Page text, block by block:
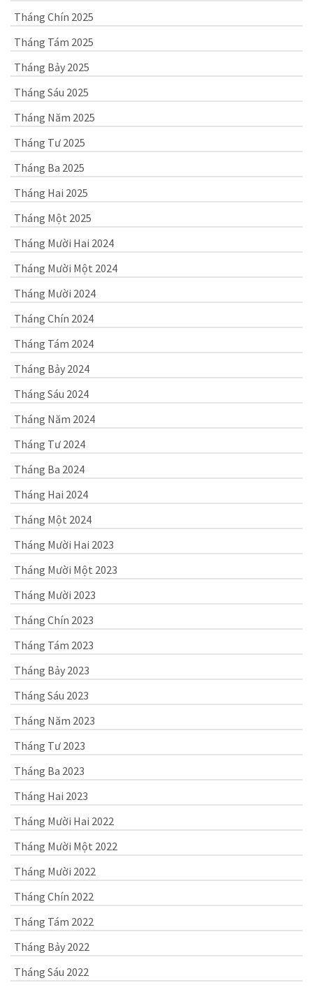
Tháng Chín 2025
Tháng Tám 2025
Tháng Bảy 2025
Tháng Sáu 2025
Tháng Năm 2025
Tháng Tư 2025
Tháng Ba 2025
Tháng Hai 2025
Tháng Một 2025
Tháng Mười Hai 2024
Tháng Mười Một 2024
Tháng Mười 2024
Tháng Chín 2024
Tháng Tám 2024
Tháng Bảy 2024
Tháng Sáu 2024
Tháng Năm 2024
Tháng Tư 2024
Tháng Ba 2024
Tháng Hai 2024
Tháng Một 2024
Tháng Mười Hai 2023
Tháng Mười Một 2023
Tháng Mười 2023
Tháng Chín 2023
Tháng Tám 2023
Tháng Bảy 2023
Tháng Sáu 2023
Tháng Năm 2023
Tháng Tư 2023
Tháng Ba 2023
Tháng Hai 2023
Tháng Mười Hai 2022
Tháng Mười Một 2022
Tháng Mười 2022
Tháng Chín 2022
Tháng Tám 2022
Tháng Bảy 2022
Tháng Sáu 2022